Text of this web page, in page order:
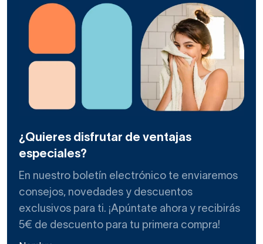
¿Quieres disfrutar de ventajas
especiales?
En nuestro boletín electrónico te enviaremos
consejos, novedades y descuentos
exclusivos para ti. ¡Apúntate ahora y recibirás
5€ de descuento para tu primera compra!